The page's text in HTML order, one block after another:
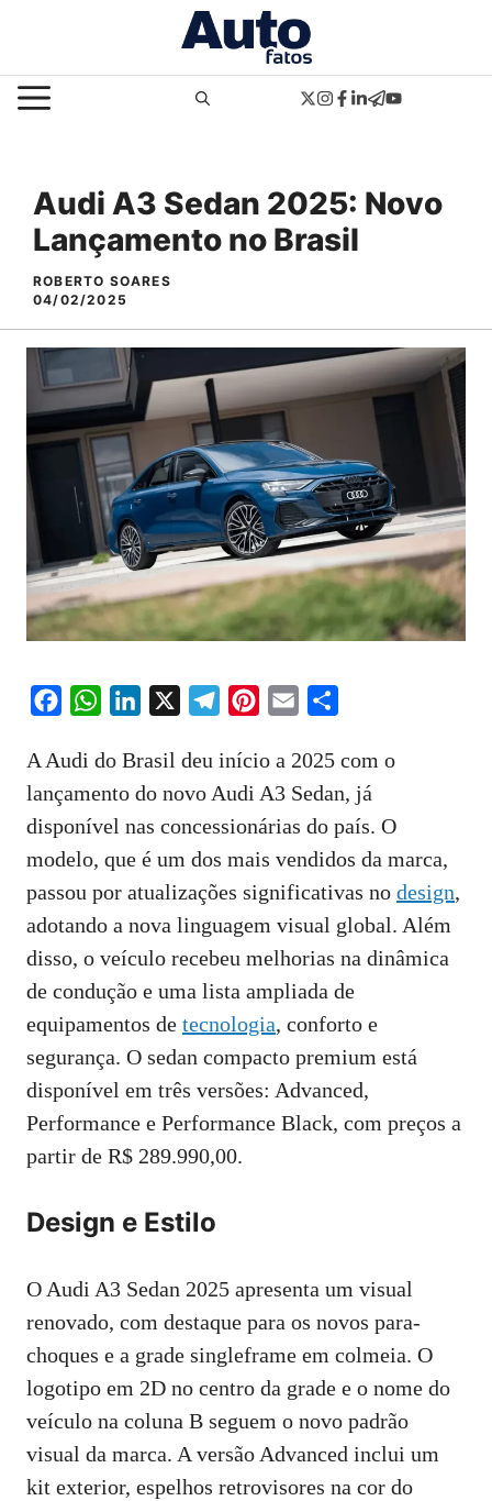
o
conteúdoMENU
Audi A3 Sedan 2025: Novo
Lançamento no Brasil
ROBERTO SOARES
04/02/2025
c
e
b
o
W
a
t
s
A
n
k
e
d
l
e
g
r
n
t
e
r
e
a
i
l
a
r
e
A Audi do Brasil deu início a 2025 com o
lançamento do novo Audi A3 Sedan, já
disponível nas concessionárias do país. O
modelo, que é um dos mais vendidos da marca,
passou por atualizações significativas no design,
adotando a nova linguagem visual global. Além
disso, o veículo recebeu melhorias na dinâmica
de condução e uma lista ampliada de
equipamentos de tecnologia, conforto e
segurança. O sedan compacto premium está
disponível em três versões: Advanced,
Performance e Performance Black, com preços a
partir de R$ 289.990,00.
Design e Estilo
O Audi A3 Sedan 2025 apresenta um visual
renovado, com destaque para os novos para-
choques e a grade singleframe em colmeia. O
logotipo em 2D no centro da grade e o nome do
veículo na coluna B seguem o novo padrão
visual da marca. A versão Advanced inclui um
kit exterior, espelhos retrovisores na cor do